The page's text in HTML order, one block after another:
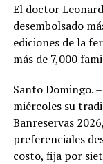
El doctor
desembolsado
ediciones de la
más de 7,000
Santo Domingo.
miércoles su
Banreservas
preferenciales
costo, fija por